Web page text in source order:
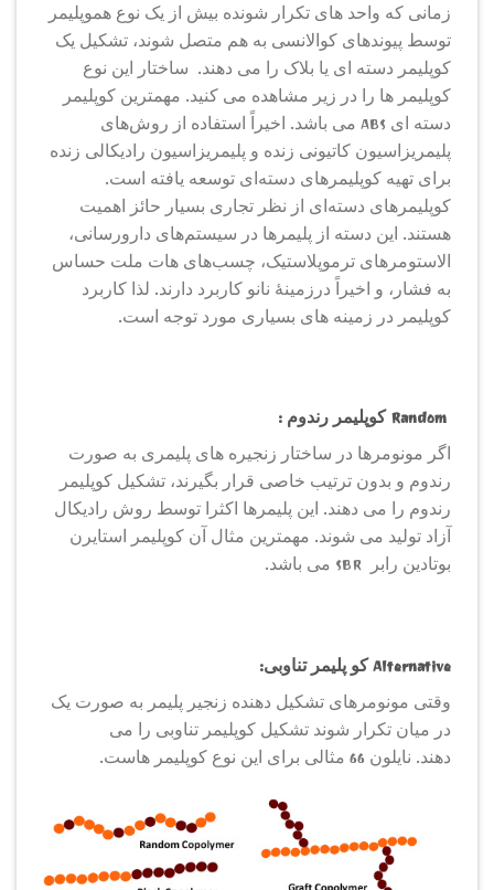
زمانی که واحد های تکرار شونده بیش از یک نوع هموپلیمر
توسط پیوندهای کوالانسی به هم متصل شوند، تشکیل یک
کوپلیمر دسته ای یا بلاک را می دهند. ساختار این نوع
کوپلیمر ها را در زیر مشاهده می کنید. مهمترین کوپلیمر
دسته ای ABS می باشد. اخیراً استفاده از روش‌های
پلیمریزاسیون کاتیونی زنده و پلیمریزاسیون رادیکالی زنده
برای تهیه کوپلیمرهای دسته‌ای توسعه‌ یافته است.
کوپلیمرهای دسته‌ای از نظر تجاری بسیار حائز اهمیت
هستند. این دسته از پلیمرها در سیستم‌های دارورسانی،
الاستومرهای ترموپلاستیک، چسب‌های هات ملت حساس
به فشار، و اخیراً درزمینهٔ نانو کاربرد دارند. لذا کاربرد
کوپلیمر در زمینه های بسیاری مورد توجه است.
اگر مونومرها در ساختار زنجیره های پلیمری به صورت
رندوم و بدون ترتیب خاصی قرار بگیرند، تشکیل کوپلیمر
رندوم را می دهند. این پلیمرها اکثرا توسط روش رادیکال
آزاد تولید می شوند. مهمترین مثال آن کوپلیمر استایرن
بوتادین رابر SBR می باشد.
Alternative کو پلیمر تناوبی:
وقتی مونومرهای تشکیل دهنده زنجیر پلیمر به صورت یک
در میان تکرار شوند تشکیل کوپلیمر تناوبی را می
دهند. نایلون 66 مثالی برای این نوع کوپلیمر هاست.